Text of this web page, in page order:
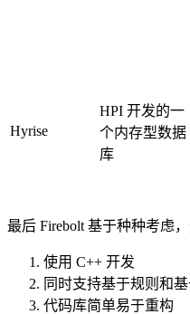
Hyrise
HPI 开发的一
个内存型数据
库
最后 Firebolt 基于种种考虑，
使用 C++ 开发
同时支持基于规则和
代码库简单易于重构